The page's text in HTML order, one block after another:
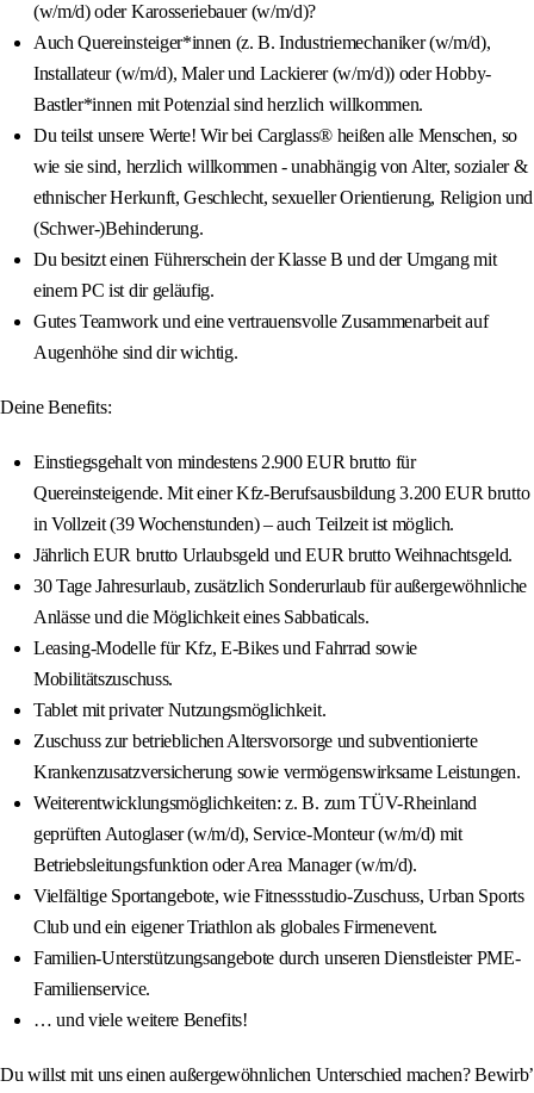
(w/m/d) oder Karosseriebauer (w/m/d)?
Auch Quereinsteiger*innen (z. B. Industriemechaniker (w/m/d),
Installateur (w/m/d), Maler und Lackierer (w/m/d)) oder Hobby-
Bastler*innen mit Potenzial sind herzlich willkommen.
Du teilst unsere Werte! Wir bei Carglass® heißen alle Menschen, so
wie sie sind, herzlich willkommen - unabhängig von Alter, sozialer &
ethnischer Herkunft, Geschlecht, sexueller Orientierung, Religion und
(Schwer-)Behinderung.
Du besitzt einen Führerschein der Klasse B und der Umgang mit
einem PC ist dir geläufig.
Gutes Teamwork und eine vertrauensvolle Zusammenarbeit auf
Augenhöhe sind dir wichtig.
Deine Benefits:
Einstiegsgehalt von mindestens 2.900 EUR brutto für
Quereinsteigende. Mit einer Kfz-Berufsausbildung 3.200 EUR brutto
in Vollzeit (39 Wochenstunden) – auch Teilzeit ist möglich.
Jährlich EUR brutto Urlaubsgeld und EUR brutto Weihnachtsgeld.
30 Tage Jahresurlaub, zusätzlich Sonderurlaub für außergewöhnliche
Anlässe und die Möglichkeit eines Sabbaticals.
Leasing-Modelle für Kfz, E-Bikes und Fahrrad sowie
Mobilitätszuschuss.
Tablet mit privater Nutzungsmöglichkeit.
Zuschuss zur betrieblichen Altersvorsorge und subventionierte
Krankenzusatzversicherung sowie vermögenswirksame Leistungen.
Weiterentwicklungsmöglichkeiten: z. B. zum TÜV-Rheinland
geprüften Autoglaser (w/m/d), Service-Monteur (w/m/d) mit
Betriebsleitungsfunktion oder Area Manager (w/m/d).
Vielfältige Sportangebote, wie Fitnessstudio-Zuschuss, Urban Sports
Club und ein eigener Triathlon als globales Firmenevent.
Familien-Unterstützungsangebote durch unseren Dienstleister PME-
Familienservice.
… und viele weitere Benefits!
Du willst mit uns einen außergewöhnlichen Unterschied machen? Bewirb’